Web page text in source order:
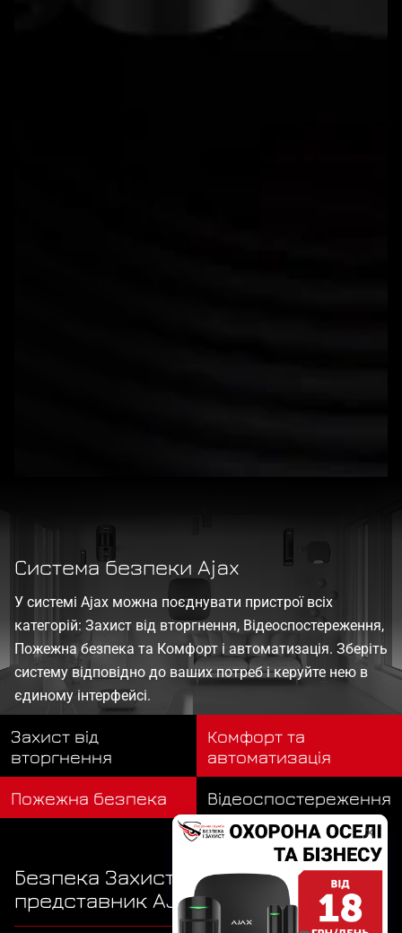
Система безпеки Ajax
У системі Ajax можна поєднувати пристрої всіх
категорій: Захист від вторгнення, Відеоспостереження,
Пожежна безпека та Комфорт і автоматизація. Зберіть
систему відповідно до ваших потреб і керуйте нею в
єдиному інтерфейсі.
Захист від
вторгнення
Відеоспостереження
Пожежна безпека
Комфорт та
автоматизація
Безпека Захист - Офіційний
представник AJAX